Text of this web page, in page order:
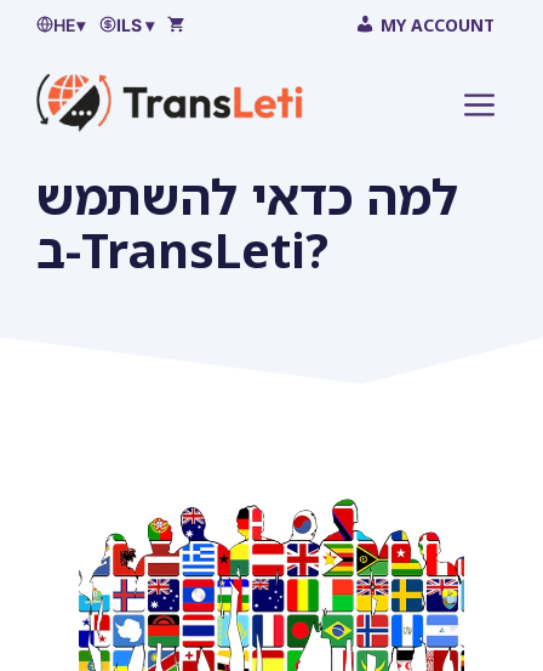
לדלג
התוכן
HE▾ ILS ▾ MY ACCOUNT
למה כדאי להשתמש
ב-TransLeti?